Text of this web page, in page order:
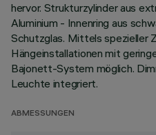
hervor. Strukturzylinder aus
Aluminium - Innenring aus
Schutzglas. Mittels spezieller
Hängeinstallationen mit
Bajonett-System möglich.
Leuchte integriert.
ABMESSUNGEN